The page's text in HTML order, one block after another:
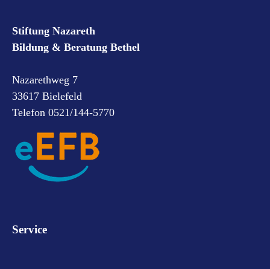
Stiftung Nazareth
Bildung & Beratung Bethel
Nazarethweg 7
33617 Bielefeld
Telefon 0521/144-5770
Service